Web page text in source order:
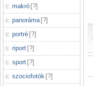
makró [?]
panoráma [?]
portré [?]
riport [?]
sport [?]
szociofotók [?]